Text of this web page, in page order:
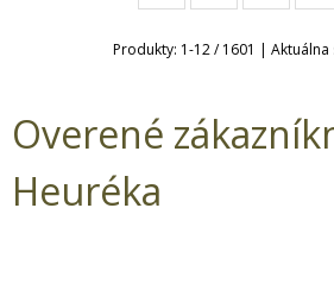
Produkty: 1-12/1601 | Aktuálna
Overené
Heuréka